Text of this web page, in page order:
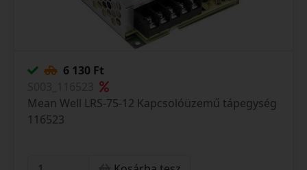
6 130 Ft
Mean Well LRS-75-12 Kapcsolóüzemű tápegység
116523